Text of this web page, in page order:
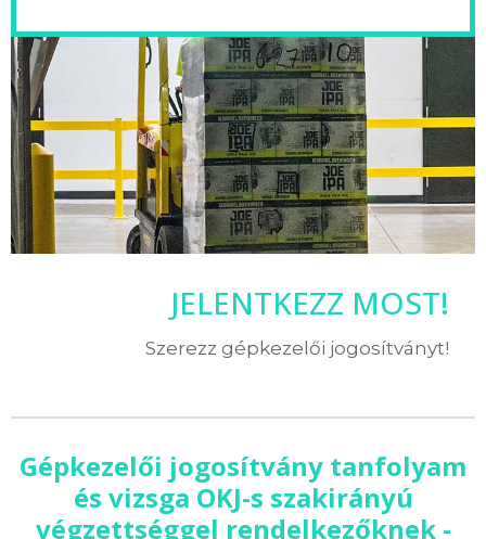
JELENTKEZZ MOST!
Szerezz gépkezelői jogosítványt!
Gépkezelői jogosítvány tanfolyam
és vizsga OKJ-s szakirányú
végzettséggel rendelkezőknek -